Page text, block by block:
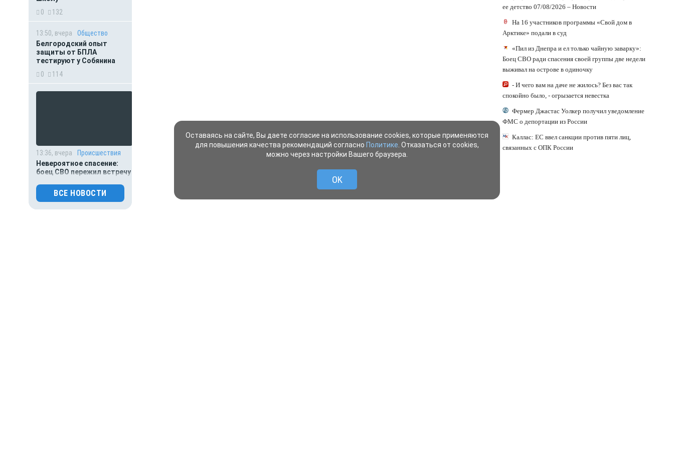
0
132
13:50, вчера
Общество
Белгородский опыт
защиты от БПЛА
тестируют у Собянина
0
114
13:36, вчера
Происшествия
Невероятное спасение:
боец СВО пережил встречу
106
ВСЕ НОВОСТИ
ее детство 07/08/2026 – Новости
На 16 участников программы «Свой дом в
Арктике» подали в суд
«Пил из Днепра и ел только чайную заварку»:
Боец СВО ради спасения своей группы две недели
выживал на острове в одиночку
- И чего вам на даче не жилось? Без вас так
спокойно было, - огрызается невестка
Фермер Джастас Уолкер получил уведомление
ФМС о депортации из России
Каллас: ЕС ввел санкции против пяти лиц,
связанных с ОПК России
Оставаясь на сайте, Вы даете согласие на использование cookies, которые применяются
для повышения качества рекомендаций согласно Политике . Отказаться от cookies,
можно через настройки Вашего браузера.
OK